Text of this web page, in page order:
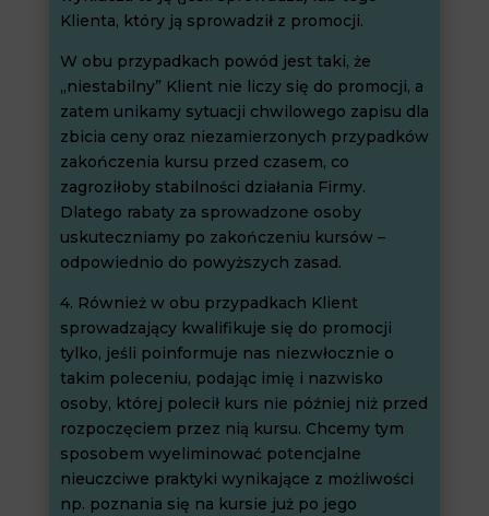
Klienta, który ją sprowadził z promocji.
W obu przypadkach powód jest taki, że
„niestabilny” Klient nie liczy się do promocji, a
zatem unikamy sytuacji chwilowego zapisu dla
zbicia ceny oraz niezamierzonych przypadków
zakończenia kursu przed czasem, co
zagroziłoby stabilności działania Firmy.
Dlatego rabaty za sprowadzone osoby
uskuteczniamy po zakończeniu kursów –
odpowiednio do powyższych zasad.
4. Również w obu przypadkach Klient
sprowadzający kwalifikuje się do promocji
tylko, jeśli poinformuje nas niezwłocznie o
takim poleceniu, podając imię i nazwisko
osoby, której polecił kurs nie później niż przed
rozpoczęciem przez nią kursu. Chcemy tym
sposobem wyeliminować potencjalne
nieuczciwe praktyki wynikające z możliwości
np. poznania się na kursie już po jego